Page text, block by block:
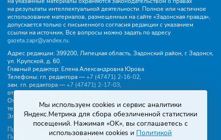
на результаты интеллектуальной деятельности. Полное или частичное
использование материалов, размещенных на сайте «Задонская правда»,
допускается только с письменного согласия редакции с указанием
ссылки на источник. Все вопросы можно задать по адресу
gazeta.zapr@yandex.ru.
Адрес редакции: 399200, Липецкая область, Задонский район, г. Задонск,
ул. Крупской, д. 60.
Главный редактор: Елена Александровна Юрова
Телефоны: гл. редактора —+7 (47471) 2‑16‑02,
зам. гл. редактора —+7 (47471) 2‑17‑03,
отдела писем —+7 (47471) 2‑11‑95.
Отдел рекламы и объявлений:
тел.
+7 (47471) 2‑43‑88, эл. почта -buh.gzp@yandex.ru
Эл. почта:gazeta.zapr@yandex.ru
Правила общения
Политика конфиденциальности
Мы используем cookies и сервис аналитики
Яндекс.Метрика для сбора обезличенной статистики
посещений. Нажимая «OK», вы соглашаетесь с
использованием cookies и Политикой